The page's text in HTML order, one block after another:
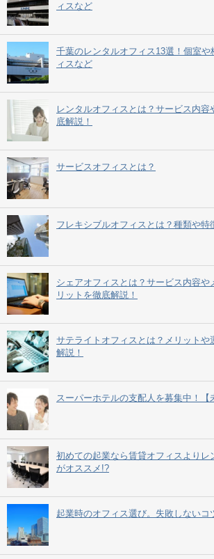
ィスなど
千葉のレンタルオフィス13選！個室や
ィスなど
レンタルオフィスとは？サービス内容
底解説！
サービスオフィスとは？
フレキシブルオフィスとは？種類や特
シェアオフィスとは？サービス内容や
リットを徹底解説！
サテライトオフィスとは？メリットや
解説！
スーパーホテルの支配人を募集中！【
初めての起業なら賃貸オフィスよりレ
がオススメ!?
起業時のオフィス選び。失敗しないコ